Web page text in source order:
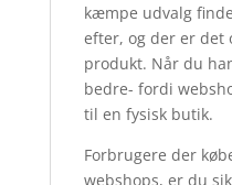
kæmpe udvalg
efter, og der er det
produkt. Når du
bedre- fordi
til en fysisk butik.
Forbrugere der
webshops, er du